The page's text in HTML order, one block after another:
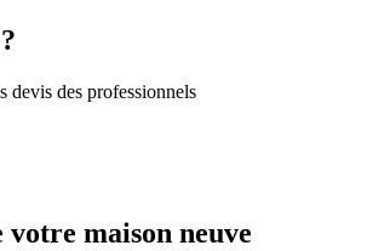
devis des professionnels
maison neuve